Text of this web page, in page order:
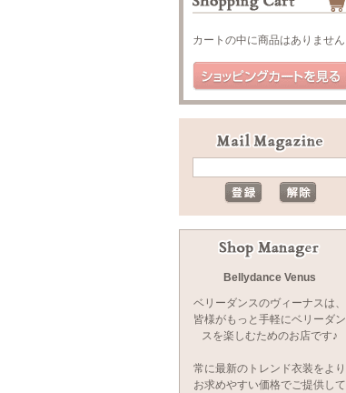
カートの中に商品はありません
Bellydance Venus
ベリーダンスのヴィーナスは、
皆様がもっと手軽にベリーダン
スを楽しむためのお店です♪
常に最新のトレンド衣装をより
お求めやすい価格でご提供して